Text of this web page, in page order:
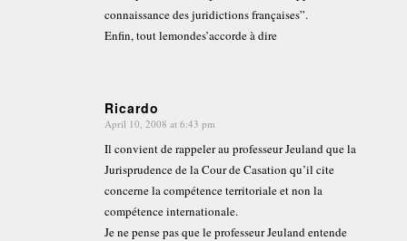
connaissance des juridictions françaises”.
Enfin, tout lemondes’accorde à dire
Ricardo
says:
April 10, 2008 at 6:43 pm
Il convient de rappeler au professeur Jeuland que la
Jurisprudence de la Cour de Casation qu’il cite
concerne la compétence territoriale et non la
compétence internationale.
Je ne pense pas que le professeur Jeuland entende